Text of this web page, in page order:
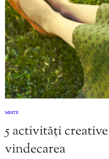
MINTE
5 activități
vindecarea